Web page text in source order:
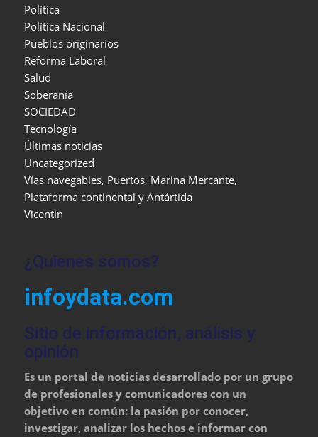
Política
Política Nacional
Pueblos originarios
Reforma Laboral
Salud
Soberanía
SOCIEDAD
Tecnología
Últimas noticias
Uncategorized
Vías navegables, Puertos, Marina Mercante,
Plataforma continental y Antártida
Vicentin
¿Quienes somos?
infoydata.com
Sitio de información, análisis y
opinión
Es un portal de noticias desarrollado por un grupo
de profesionales y comunicadores con un
objetivo en común: la pasión por conocer,
investigar, analizar los hechos e informar con